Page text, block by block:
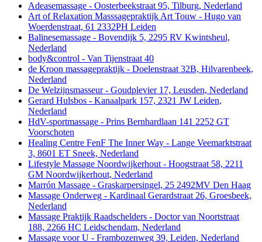
Adeasemassage - Oosterbeekstraat 95, Tilburg, Nederland
Art of Relaxation Masssagepraktijk Art Touw - Hugo van
Woerdenstraat, 61 2332PH Leiden
Balinesemassage - Bovendijk 5, 2295 RV Kwintsheul,
Nederland
body&control - Van Tijenstraat 40
de Kroon massagepraktijk - Doelenstraat 32B, Hilvarenbeek,
Nederland
De Welzijnsmasseur - Goudplevier 17, Leusden, Nederland
Gerard Hulsbos - Kanaalpark 157, 2321 JW Leiden,
Nederland
HdV-sportmassage - Prins Bernhardlaan 141 2252 GT
Voorschoten
Healing Centre FenF The Inner Way - Lange Veemarktstraat
3, 8601 ET Sneek, Nederland
Lifestyle Massage Noordwijkerhout - Hoogstraat 58, 2211
GM Noordwijkerhout, Nederland
Marrón Massage - Graskarpersingel, 25 2492MV Den Haag
Massage Onderweg - Kardinaal Gerardstraat 26, Groesbeek,
Nederland
Massage Praktijk Raadschelders - Doctor van Noortstraat
188, 2266 HC Leidschendam, Nederland
Massage voor U - Frambozenweg 39, Leiden, Nederland